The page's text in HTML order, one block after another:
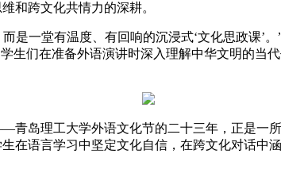
和跨文化共情力的深耕。
一堂有温度、有回响的沉浸式‘文化思政课’
生们在准备外语演讲时深入理解中华文明的当
理工大学外语文化节的二十三年，正是一所
在语言学习中坚定文化自信，在跨文化对话中